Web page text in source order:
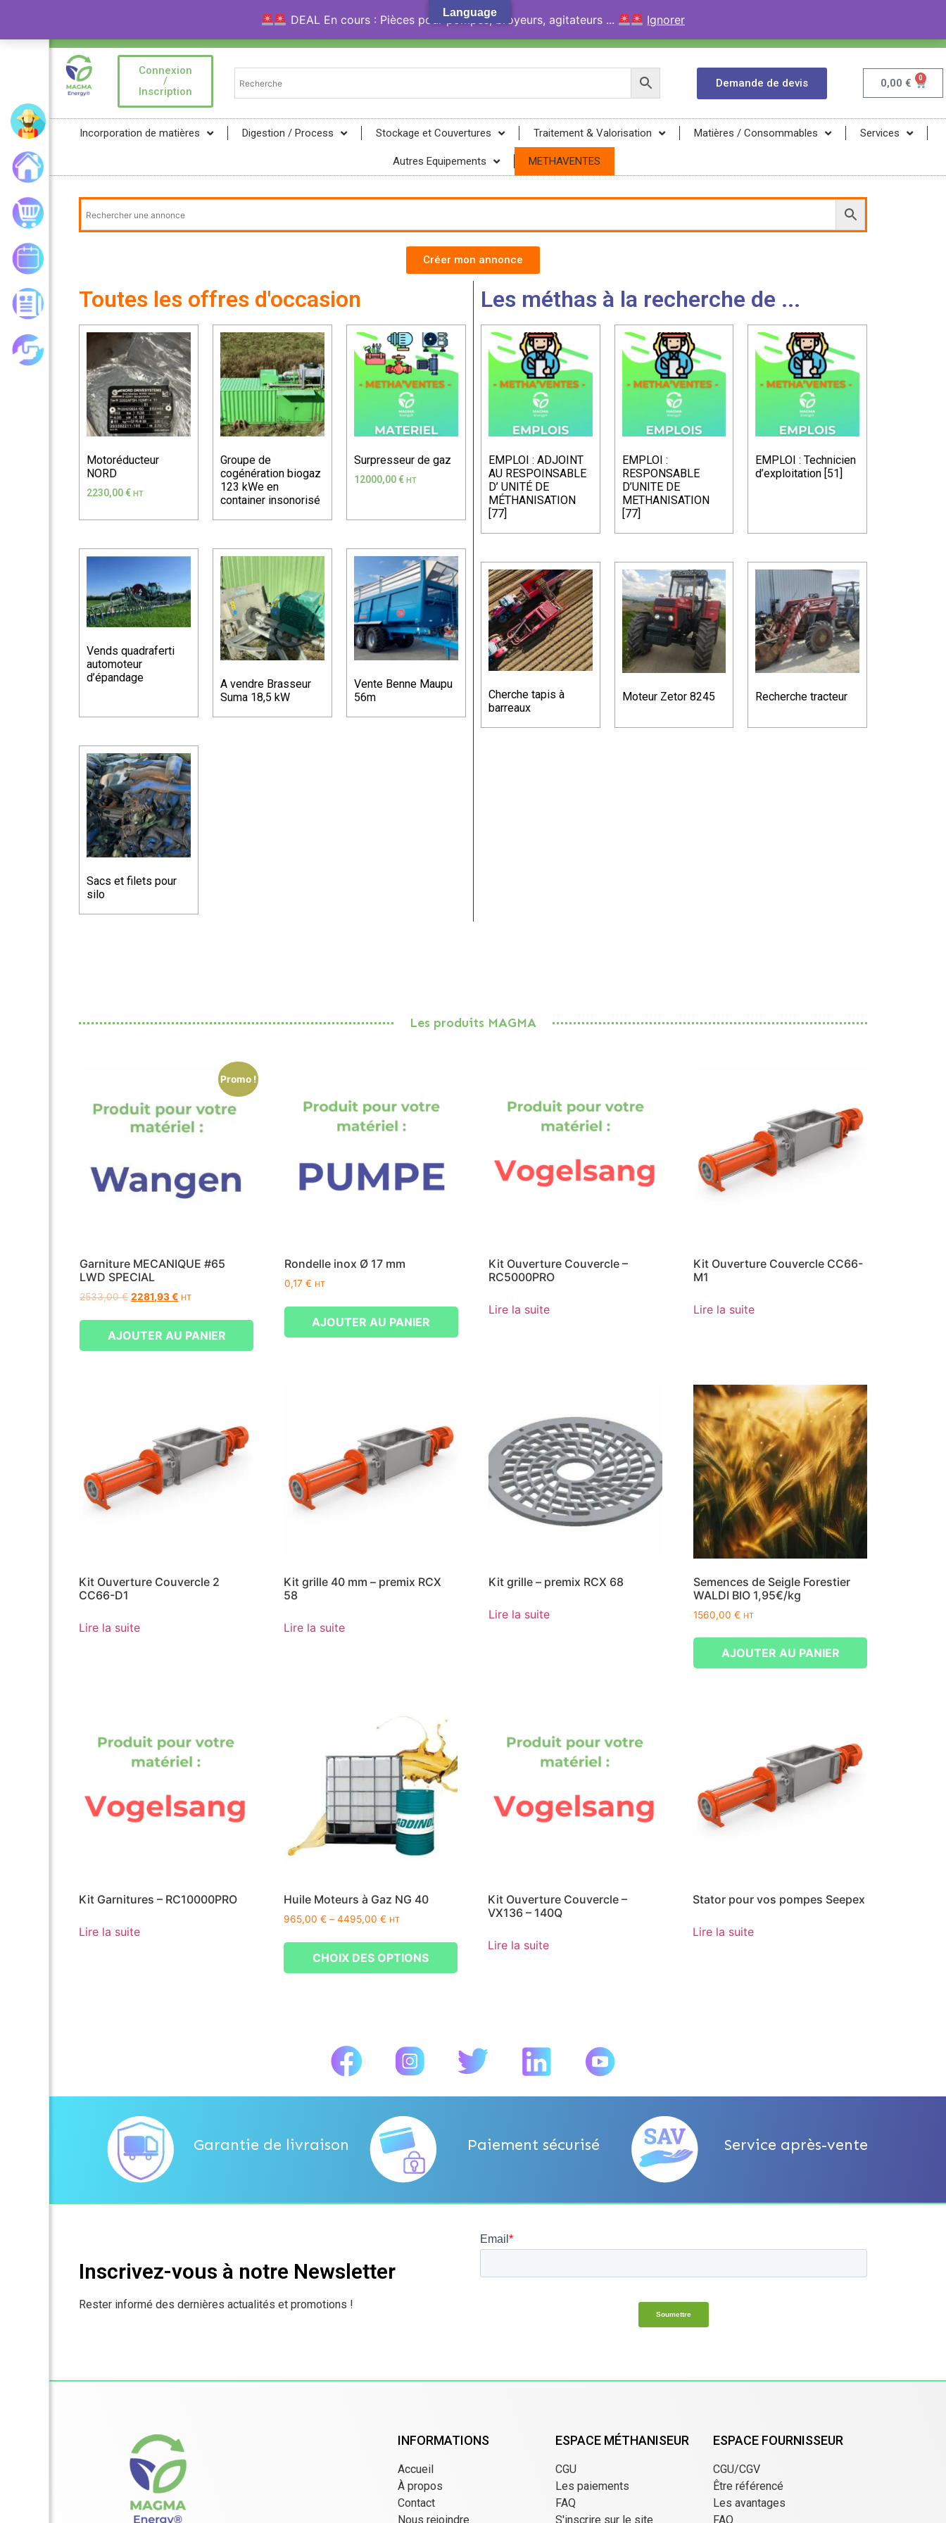
Bienvenue sur la Marketplace MAGMA Energy® !
+33 (0)9 84 04 07 52
Connexion
/
Inscription
Demande de devis 0,00€ 0
Incorporation de matières Digestion / Process Stockage et Couvertures Traitement & Valorisation Matières / Consommables Services
Autres Equipements METHAVENTES
Mon compte
Mon panier
Les actualités
Les achats groupés
Créer mon annonce
Toutes les offres d'occasion
Motoréducteur
NORD
2230,00 € HT
Groupe de
cogénération biogaz
123 kWe en
container insonorisé
Surpresseur de gaz
12000,00 € HT
Vends quadraferti
automoteur
d’épandage
A vendre Brasseur
Suma 18,5 kW
Vente Benne Maupu
56m
Sacs et filets pour
silo
Les méthas à la recherche de ...
EMPLOI : ADJOINT
AU RESPOINSABLE
D’ UNITÉ DE
MÉTHANISATION
[77]
EMPLOI :
RESPONSABLE
D’UNITE DE
METHANISATION
[77]
EMPLOI : Technicien
d’exploitation [51]
Cherche tapis à
barreaux
Moteur Zetor 8245 Recherche tracteur
Les produits MAGMA
Promo !
Garniture MECANIQUE #65
LWD SPECIAL
2533,00€ 2281,93€ HT
AJOUTER AU PANIER
Rondelle inox Ø 17 mm
0,17 € HT
AJOUTER AU PANIER
Kit Ouverture Couvercle –
RC5000PRO
Lire la suite
Kit Ouverture Couvercle CC66-
M1
Lire la suite
Kit Ouverture Couvercle 2
CC66-D1
Lire la suite
Kit grille 40 mm – premix RCX
58
Lire la suite
Kit grille – premix RCX 68
Lire la suite
Semences de Seigle Forestier
WALDI BIO 1,95€/kg
1560,00€ HT
AJOUTER AU PANIER
Kit Garnitures – RC10000PRO
Lire la suite
Huile Moteurs à Gaz NG 40
965,00 € – 4495,00 € HT
CHOIX DES OPTIONS
Kit Ouverture Couvercle –
VX136 – 140Q
Lire la suite
Stator pour vos pompes Seepex
Lire la suite
Garantie de livraison Paiement sécurisé Service après-vente
Inscrivez-vous à notre Newsletter
Rester informé des dernières actualités et promotions !
INFORMATIONS
Accueil
À propos
Contact
Nous rejoindre
ESPACE MÉTHANISEUR
CGU
Les paiements
FAQ
S'inscrire sur le site
ESPACE FOURNISSEUR
CGU/CGV
Être référencé
Les avantages
FAQ
Language
DEAL En cours : Pièces pour pompes, broyeurs, agitateurs ... Ignorer